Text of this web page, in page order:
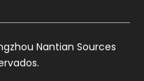
Nantian Sources